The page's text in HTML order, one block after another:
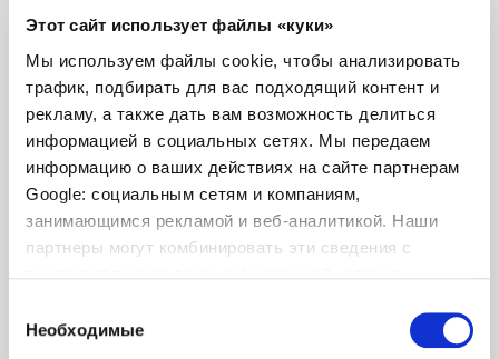
Этот сайт использует файлы «куки»
Мы используем файлы cookie, чтобы анализировать
трафик, подбирать для вас подходящий контент и
рекламу, а также дать вам возможность делиться
информацией в социальных сетях. Мы передаем
информацию о ваших действиях на сайте партнерам
Google: социальным сетям и компаниям,
занимающимся рекламой и веб-аналитикой. Наши
партнеры могут комбинировать эти сведения с
вами их сервисов.
согласия
Необходимые
419.99
Пальто BML Delon